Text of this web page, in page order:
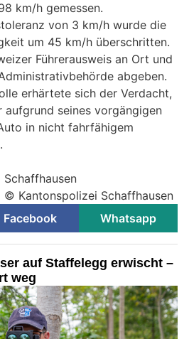
km/h gemessen.
von 3 km/h wurde die
um 45 km/h überschritten.
Führerausweis an Ort und
abgeben.
erhärtete sich der Verdacht,
aufgrund seines vorgängigen
in nicht fahrfähigem
Schaffhausen
© Kantonspolizei Schaffhausen
Facebook Whatsapp
auf Staffelegg erwischt –
weg